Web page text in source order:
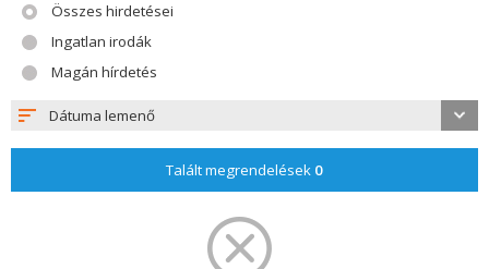
Összes hirdetései
Ingatlan irodák
Magán hírdetés
Dátuma lemenő
Talált megrendelések 0